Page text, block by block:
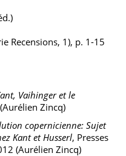
Recensions, 1), p. 1-15
Vaihinger et le
Zincq)
copernicienne: Sujet
Kant et Husserl, Presses
(Aurélien Zincq)